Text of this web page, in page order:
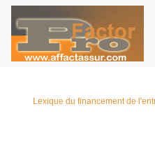
Lexique du financement de